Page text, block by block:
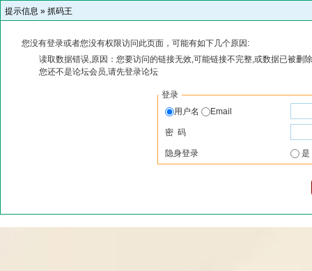
提示信息 » 抓码王
您没有登录或者您没有权限访问此页面，可能有如下几个原因:
读取数据错误,原因：您要访问的链接无效,可能链接不完整,或数据已被删
您还不是论坛会员,请先登录论坛
登录
用户名
Email
密 码
隐身登录